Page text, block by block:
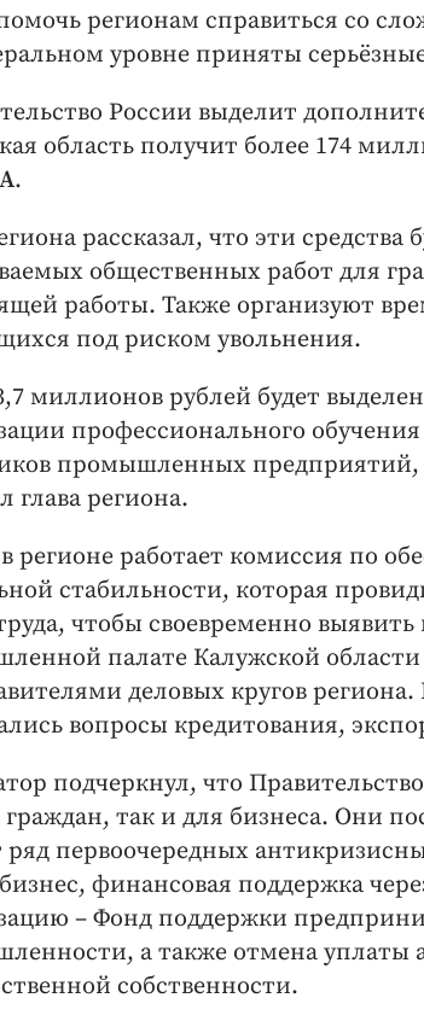
регионам справиться со
уровне приняты
России выделит
область получит более 174
.
рассказал, что эти
общественных работ для
работы. Также организуют
под риском увольнения.
миллионов рублей будет
профессионального
промышленных предприятий,
глава региона.
регионе работает комиссия по
стабильности, которая
чтобы своевременно
палате Калужской
деловых кругов
вопросы кредитования,
подчеркнул, что
граждан, так и для бизнеса. Они
первоочередных
финансовая поддержка
– Фонд поддержки
а также отмена уплаты
собственности.